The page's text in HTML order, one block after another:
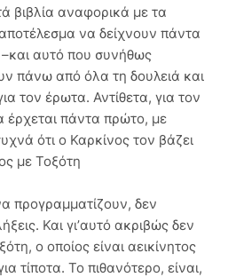
βιβλία αναφορικά με τα
να δείχνουν πάντα
αυτό που συνήθως
πάνω από όλα τη δουλειά και
τον έρωτα. Αντίθετα, για τον
έρχεται πάντα πρώτο, με
ότι ο Καρκίνος τον βάζει
με Τοξότη
προγραμματίζουν, δεν
Και γι’αυτό ακριβώς δεν
ο οποίος είναι αεικίνητος
τίποτα. Το πιθανότερο, είναι,